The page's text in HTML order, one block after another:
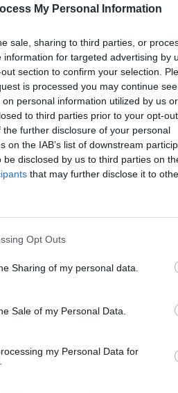
My Personal Information
sale, sharing to third parties, or
for targeted advertising by
section to confirm your selection.
is processed you may continue
personal information utilized by us or
to third parties prior to your opt-
further disclosure of your personal
on the IAB’s list of downstream
be disclosed by us to third parties on
that may further disclose it to
Opt Outs
Sharing of my personal data.
Sale of my Personal Data.
my Personal Data for
lato nie odpuści. Mamy
temperatury sięgały 40 st. C,
meteorolodzy, nie potrwa ono
okresy cieplejsze będą
z Instytutu Meteorologii i